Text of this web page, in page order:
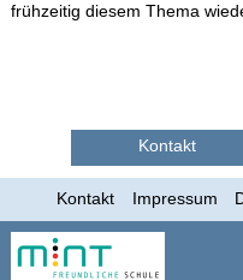
Kontakt
Impressum
frühzeitig diesem Thema
Kontakt
Kontakt Impressum